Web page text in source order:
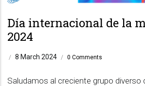
Día internacional de la
2024
/ 8 March 2024 / 0 Comments
Saludamos al creciente grupo diverso